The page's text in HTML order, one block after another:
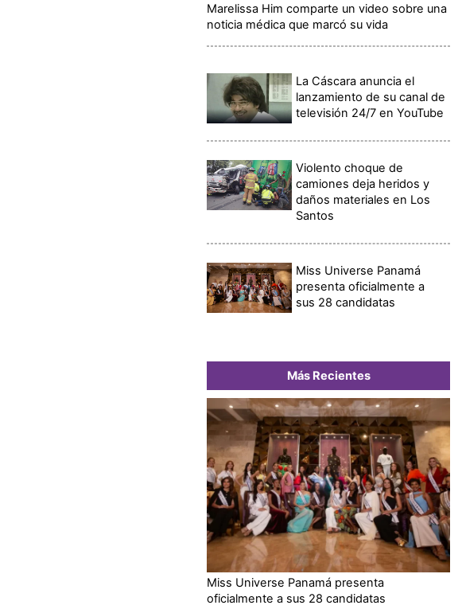
Marelissa Him comparte un video sobre una
noticia médica que marcó su vida
La Cáscara anuncia el
lanzamiento de su canal de
televisión 24/7 en YouTube
Violento choque de
camiones deja heridos y
daños materiales en Los
Santos
Miss Universe Panamá
presenta oficialmente a
sus 28 candidatas
Más Recientes
Miss Universe Panamá presenta
oficialmente a sus 28 candidatas